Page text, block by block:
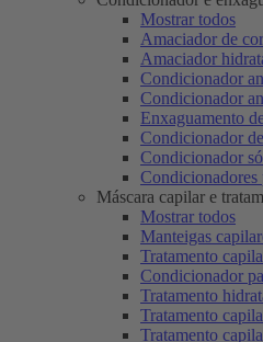
Mostrar todos
Amaciador de cor
Amaciador
Condicionador
Condicionador
Enxaguamento
Condicionador
Condicionador
Condicionadores
Máscara capilar e
Mostrar todos
Manteigas
Tratamento
Condicionador
Tratamento
Tratamento
Tratamento